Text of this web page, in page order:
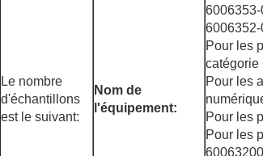
Le nombre
d'échantillons
est le suivant:
Nom de
l'équipement:
6006353-
6006352-
Pour les
catégorie
Pour les
Pour les
Pour les